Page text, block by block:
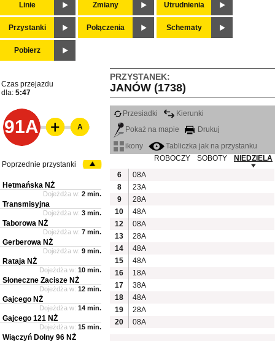
Linie Zmiany Utrudnienia
Przystanki Połączenia Schematy
Pobierz
PRZYSTANEK:
JANÓW (1738)
Czas przejazdu
dla: 5:47
91A
Przesiadki
Kierunki
Pokaż na mapie
Drukuj
ikony
Tabliczka jak na przystanku
ROBOCZY
SOBOTY
NIEDZIELA
6
08A
8
23A
9
28A
10
48A
12
08A
13
28A
14
48A
15
48A
16
18A
17
38A
18
48A
19
28A
20
08A
A
Poprzednie przystanki
Hetmańska NŻ
Dojeżdża w: 2 min.
Transmisyjna
Dojeżdża w: 3 min.
Taborowa NŻ
Dojeżdża w: 7 min.
Gerberowa NŻ
Dojeżdża w: 9 min.
Rataja NŻ
Dojeżdża w: 10 min.
Słoneczne Zacisze NŻ
Dojeżdża w: 12 min.
Gajcego NŻ
Dojeżdża w: 14 min.
Gajcego 121 NŻ
Dojeżdża w: 15 min.
Wiączyń Dolny 96 NŻ